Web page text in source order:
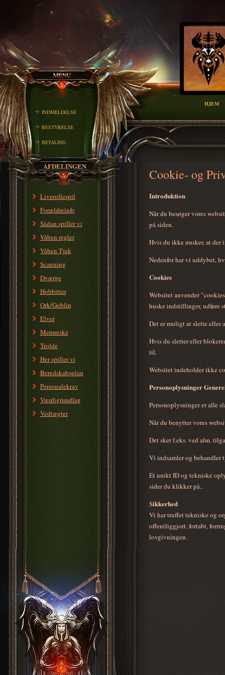
HJEM
INDMELDELSE
BESTYRELSE
BETALING
AFDELINGEN
Liverollespil
Forældreinfo
Sådan spiller vi
Våben regler
Våben Tjek
Scanning
Dværge
Hobbitter
Ork/Goblin
Elver
Menneske
Trolde
Her spiller vi
Beredskabsplan
Personalekrav
Værdigrundlag
Vedtægter
Cookie- og
Introduktion
Når du besøger vores
på siden.
Hvis du ikke ønsker, at der
Nedenfor har vi uddybet,
Cookies
Websitet anvender
huske indstillinger, udføre
Det er muligt at slette eller
Hvis du sletter eller
til.
Websitet indeholder ikke
Personoplysninger
Personoplysninger er alle
Når du benytter vores
Det sker f.eks. ved alm.
Vi indsamler og behandler
Et unikt ID og tekniske
sider du klikker på..
Sikkerhed
Vi har truffet tekniske og
offentliggjort, fortabt,
lovgivningen.